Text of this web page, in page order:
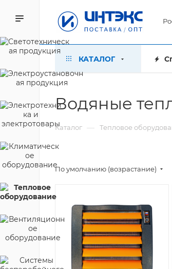
КАТАЛОГ
Водяные
Каталог — Тепловое
По умолчанию (возрастание)